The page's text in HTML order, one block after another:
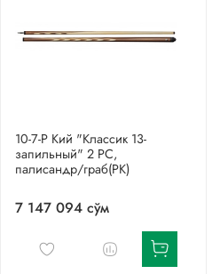
10-7-Р Кий "Классик 13-
запильный" 2 РС,
палисандр/граб(РК)
7 147 094 сўм